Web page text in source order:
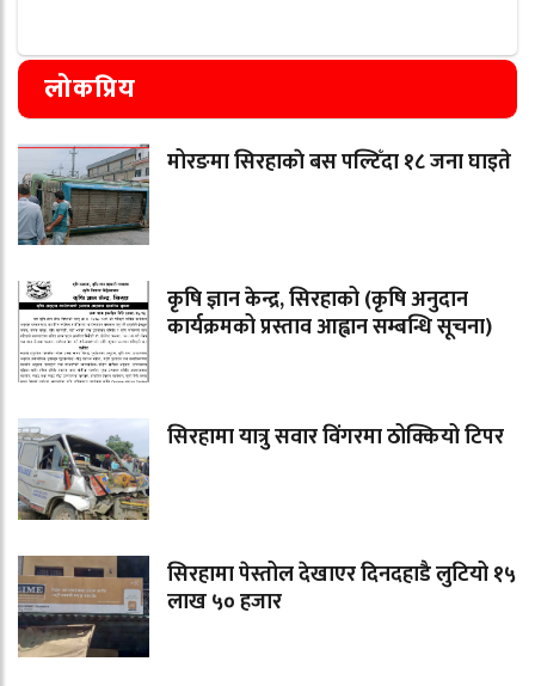
लोकप्रिय
मोरङमा सिरहाकाे बस पल्टिँदा १८ जना घाइते
कृषि ज्ञान केन्द्र, सिरहाको (कृषि अनुदान
कार्यक्रमको प्रस्ताव आह्वान सम्बन्धि सूचना)
सिरहामा यात्रु सवार विंगरमा ठोक्कियो टिपर
सिरहामा पेस्तोल देखाएर दिनदहाडै लुटियो १५
लाख ५० हजार